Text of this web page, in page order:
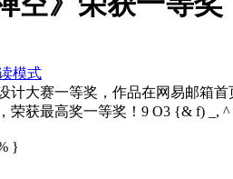
模式
赛一等奖，作品在网易邮箱首
荣获最高奖一等奖！ 9 O3 {& f) _, ^
}